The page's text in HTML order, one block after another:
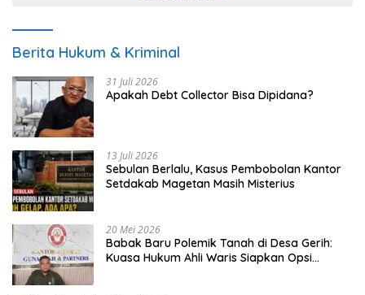
Berita Hukum & Kriminal
31 Juli 2026
Apakah Debt Collector Bisa Dipidana?
13 Juli 2026
Sebulan Berlalu, Kasus Pembobolan Kantor
Setdakab Magetan Masih Misterius
20 Mei 2026
Babak Baru Polemik Tanah di Desa Gerih:
Kuasa Hukum Ahli Waris Siapkan Opsi